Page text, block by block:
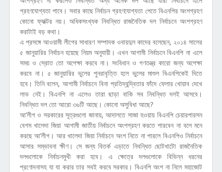
গ্রহণযোগ্যতা পাবে। সবার কাছে নির্বাচন গ্রহণযোগ্যতা পেতে বিএনপির অংশগ্রহণ
কোনো ফ্যাক্টর নয়। অধিকসংখ্যক নিবন্ধিত রাজনৈতিক দল নির্বাচনে অংশগ্রহণ
করাটাই বড় কথা।
এ প্রসঙ্গে আওয়ামী লীগের সাধারণ সম্পাদক ওবায়দুল কাদের বলেছেন, ২০১৪ সালের
৫ জানুয়ারির নির্বাচন হয়েছে নিয়ম অনুযায়ী। এখন আগামী নির্বাচনে বিএনপি না এলে
সময় ও স্রোত তো অপেক্ষা করবে না। সংবিধান ও গণতন্ত্র কারো জন্য অপেক্ষা
করবে না। ৫ জানুয়ারির ভুলের পুনরাবৃত্তি হলে ভুলের মাশুল বিএনপিকেই দিতে
হবে। তিনি বলেন, আগামী নির্বাচনে বিনা প্রতিদ্বন্দ্বিতার ফাঁদে ফেলার খোয়াব দেখে
লাভ নেই। বিএনপি না এলেও তারা ছাড়া বাকি সব নিবন্ধিত দলই আসবে।
নিবন্ধিত দল তো আরো ৩৬টি আছে। কোনো অসুবিধা আছে?
আ’লীগ ও সরকারের সূত্রগুলো জানায়, আদালতে সাজা হওয়ায় বিএনপি চেয়ারপারসন
বেগম খালেদা জিয়া আগামী জাতীয় নির্বাচনে অংশগ্রহণ করতে পারবেন না বলে মনে
করছে আ’লীগ। আর খালেদা জিয়া নির্বাচনে অংশ নিতে না পারলে বিএনপিও নির্বাচনে
আসার সম্ভাবনা ক্ষীণ। সে জন্য বিতর্ক এড়াতে নিবন্ধিত ছোটখাটো রাজনৈতিক
দলগুলোকে নির্বাচনমুখী করা হবে। এ ক্ষেত্রে দলগুলোকে বিভিন্ন ধরনের
প্রণোদনাসহ যা যা করার তার সবই করবে সরকার। বিএনপি অংশ না নিলে মহাজোট